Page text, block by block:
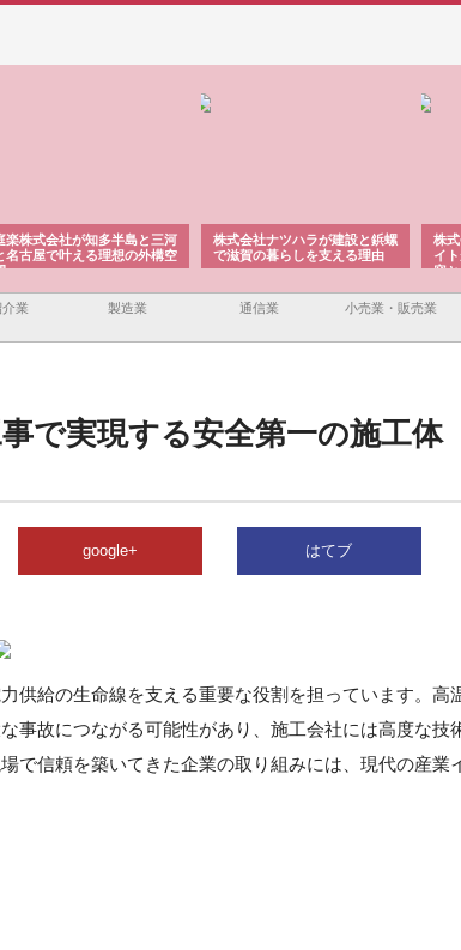
楽株式会社が知多半島と三河
名古屋で叶える理想の外構空
株式会社ナツハラが建設と鋲螺
で滋賀の暮らしを支える理由
株
イ
容
介業 製造業 通信業 小売業・販売業
で実現する安全第一の施工体
google+ はてブ
供給の生命線を支える重要な役割を担っています。高
事故につながる可能性があり、施工会社には高度な技
で信頼を築いてきた企業の取り組みには、現代の産業